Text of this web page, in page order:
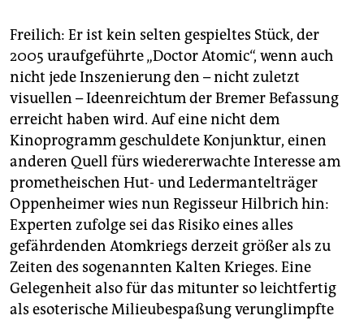
Freilich: Er ist kein selten gespieltes Stück, der
2005 uraufgeführte „Doctor Atomic“, wenn auch
nicht jede Inszenierung den – nicht zuletzt
visuellen – Ideenreichtum der Bremer Befassung
erreicht haben wird. Auf eine nicht dem
Kinoprogramm geschuldete Konjunktur, einen
anderen Quell fürs wiedererwachte Interesse am
prometheischen Hut- und Ledermantelträger
Oppenheimer wies nun Regisseur Hilbrich hin:
Experten zufolge sei das Risiko eines alles
gefährdenden Atomkriegs derzeit größer als zu
Zeiten des sogenannten Kalten Krieges. Eine
Gelegenheit also für das mitunter so leichtfertig
als esoterische Milieubespaßung verunglimpfte